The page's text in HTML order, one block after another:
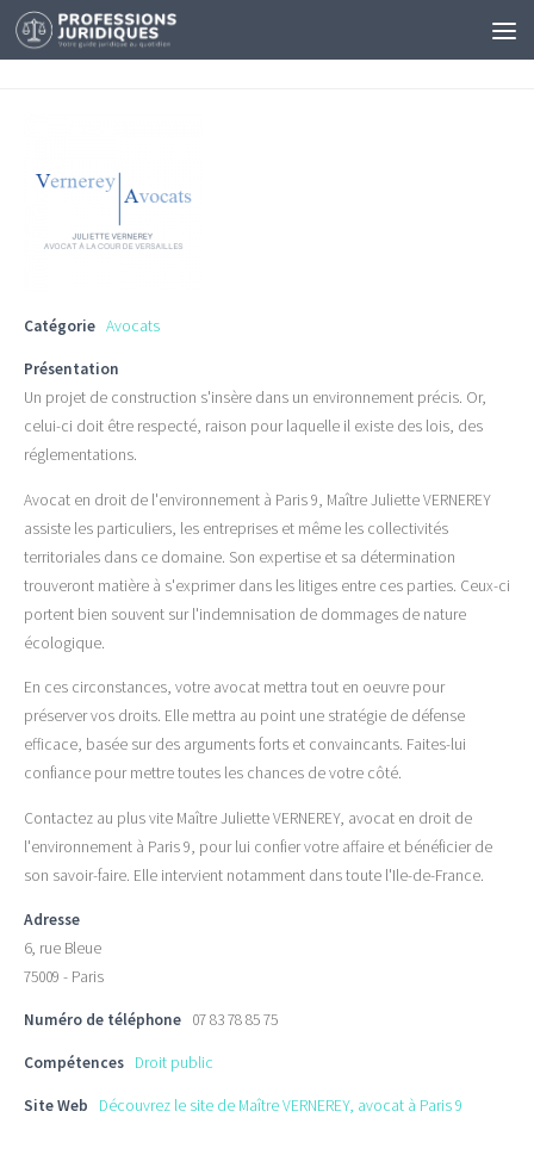
Catégorie Avocats
Présentation
Un projet de construction s'insère dans un environnement précis. Or,
celui-ci doit être respecté, raison pour laquelle il existe des lois, des
réglementations.
Avocat en droit de l'environnement à Paris 9, Maître Juliette VERNEREY
assiste les particuliers, les entreprises et même les collectivités
territoriales dans ce domaine. Son expertise et sa détermination
trouveront matière à s'exprimer dans les litiges entre ces parties. Ceux-ci
portent bien souvent sur l'indemnisation de dommages de nature
écologique.
En ces circonstances, votre avocat mettra tout en oeuvre pour
préserver vos droits. Elle mettra au point une stratégie de défense
efficace, basée sur des arguments forts et convaincants. Faites-lui
confiance pour mettre toutes les chances de votre côté.
Contactez au plus vite Maître Juliette VERNEREY, avocat en droit de
l'environnement à Paris 9, pour lui confier votre affaire et bénéficier de
son savoir-faire. Elle intervient notamment dans toute l'Ile-de-France.
Adresse
6, rue Bleue
75009 - Paris
Numéro de téléphone 07 83 78 85 75
Compétences Droit public
Site Web Découvrez le site de Maître VERNEREY, avocat à Paris 9